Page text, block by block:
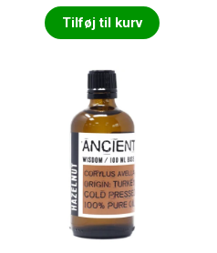
Tilføj til kurv